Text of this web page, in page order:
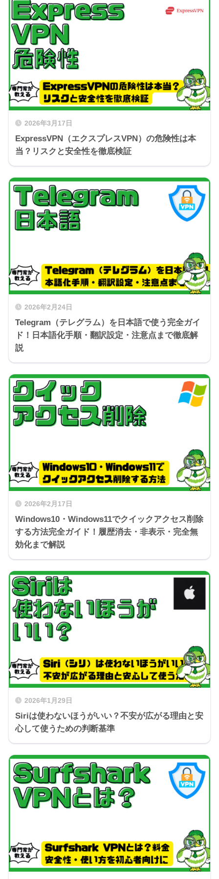
2026年3月17日
ExpressVPN（エクスプレスVPN）の危険性は本
当？リスクと安全性を徹底検証
2026年2月24日
Telegram（テレグラム）を日本語で使う完全ガイ
ド！日本語化手順・翻訳設定・注意点まで徹底解
説
2026年2月17日
Windows10・Windows11でクイックアクセス削除
する方法完全ガイド！履歴消去・非表示・完全無
効化まで解説
2026年1月29日
Siriは使わないほうがいい？不安が広がる理由と安
心して使うための判断基準